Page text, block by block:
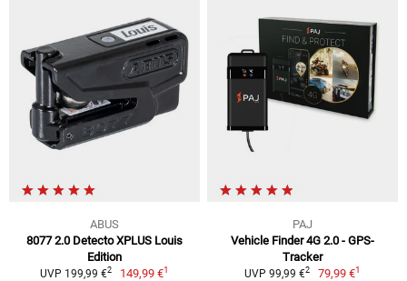
ABUS
8077 2.0 Detecto XPLUS Louis
Edition
UVP 199,99 €2 149,99 €1
PAJ
Vehicle Finder 4G 2.0 - GPS-
Tracker
UVP 99,99 €2 79,99 €1